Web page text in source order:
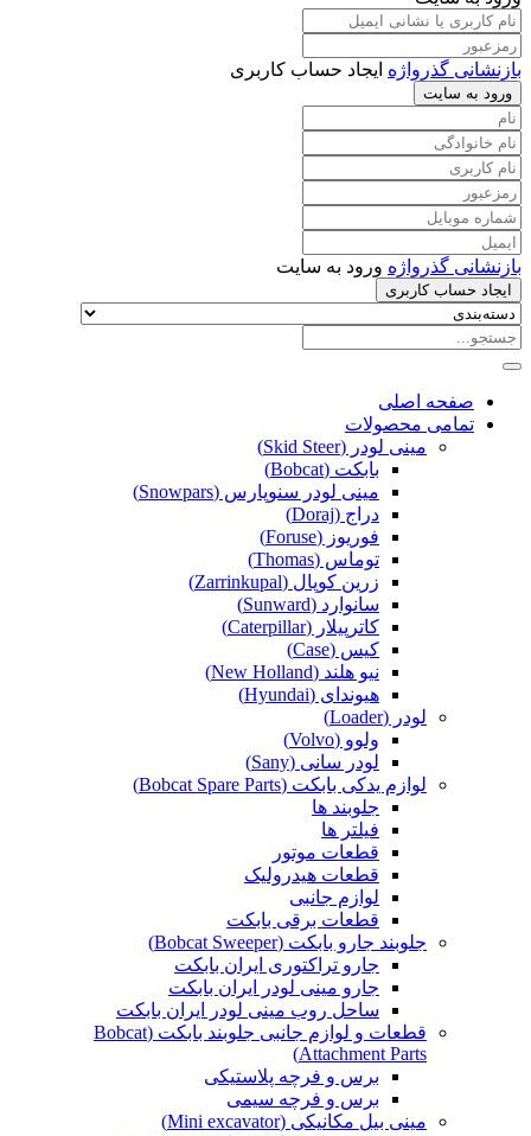
بازنشانی گذرواژه ایجاد حساب کاربری
ورود به سایت
بازنشانی گذرواژه ورود به سایت
ایجاد حساب کاربری
صفحه اصلی
تمامی محصولات
مینی لودر (Skid Steer)
بابکت (Bobcat)
مینی لودر سنوپارس (Snowpars)
دراج (Doraj)
فوریوز (Foruse)
توماس (Thomas)
زرین کوپال (Zarrinkupal)
سانوارد (Sunward)
کاترپیلار (Caterpillar)
کیس (Case)
نیو هلند (New Holland)
هیوندای (Hyundai)
لودر (Loader)
ولوو (Volvo)
لودر سانی (Sany)
لوازم یدکی بابکت (Bobcat Spare Parts)
جلوبند ها
فیلتر ها
قطعات موتور
قطعات هیدرولیک
لوازم جانبی
قطعات برقی بابکت
جلوبند جارو بابکت (Bobcat Sweeper)
جارو تراکتوری ایران بابکت
جارو مینی لودر ایران بابکت
ساحل روب مینی لودر ایران بابکت
قطعات و لوازم جانبی جلوبند بابکت (Bobcat
Attachment Parts)
برس و فرچه پلاستیکی
برس و فرچه سیمی
مینی بیل مکانیکی (Mini excavator)